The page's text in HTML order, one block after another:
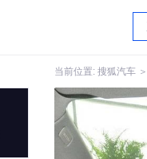
当前位置: 搜狐汽车 ＞